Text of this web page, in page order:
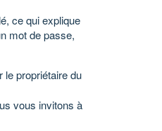
ce qui explique
mot de passe,
propriétaire du
vous invitons à